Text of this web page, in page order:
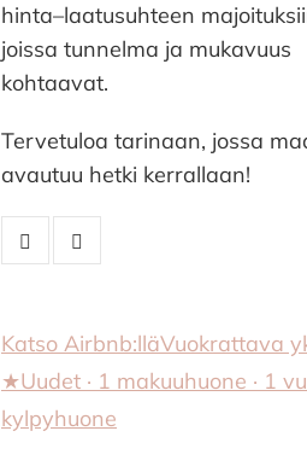
hinta–laatusuhteen
joissa tunnelma ja mukavuus
kohtaavat.
Tervetuloa tarinaan, jossa
avautuu hetki kerrallaan!
Katso Airbnb:lläVuokrattava
★Uudet · 1 makuuhuone · 1
kylpyhuone